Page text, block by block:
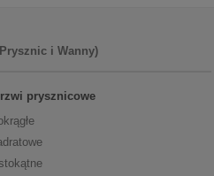
i Wanny)
prysznicowe